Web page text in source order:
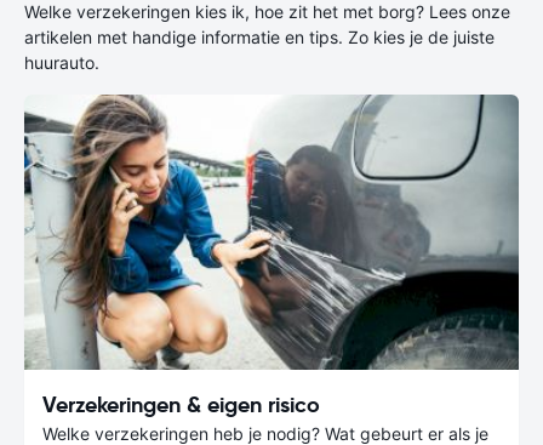
Welke verzekeringen kies ik, hoe zit het met borg? Lees onze
artikelen met handige informatie en tips. Zo kies je de juiste
huurauto.
Verzekeringen & eigen risico
Welke verzekeringen heb je nodig? Wat gebeurt er als je